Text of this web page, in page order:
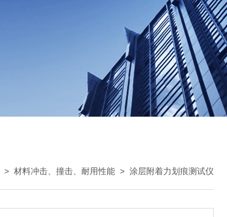
> 材料冲击、撞击、耐用性能 > 涂层附着力划痕测试仪